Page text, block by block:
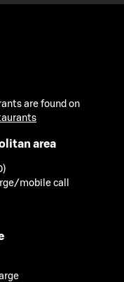
are found on
area
mobile call